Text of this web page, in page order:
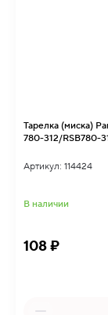
Тарелка (миска)
780-312/RSB780-
Артикул: 114424
В наличии
108 ₽